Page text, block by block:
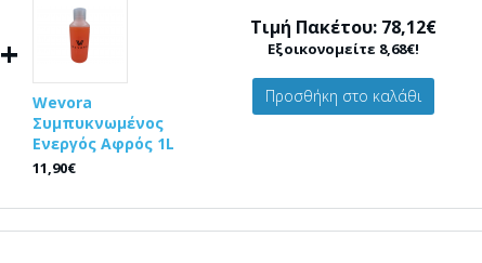
+
Wevora
Συμπυκνωμένος
Ενεργός Αφρός 1L
11,90€
Τιμή Πακέτου: 78,12€
Εξοικονομείτε 8,68€!
Προσθήκη στο καλάθι